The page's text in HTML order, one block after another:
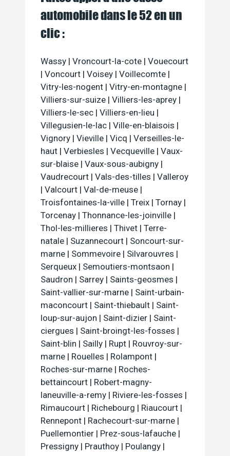
automobile dans le 52 en un
clic :
Wassy | Vroncourt-la-cote | Vouecourt
| Voncourt | Voisey | Voillecomte |
Vitry-les-nogent | Vitry-en-montagne |
Villiers-sur-suize | Villiers-les-aprey |
Villiers-le-sec | Villiers-en-lieu |
Villegusien-le-lac | Ville-en-blaisois |
Vignory | Vieville | Vicq | Verseilles-le-
haut | Verbiesles | Vecqueville | Vaux-
sur-blaise | Vaux-sous-aubigny |
Vaudrecourt | Vals-des-tilles | Valleroy
| Valcourt | Val-de-meuse |
Troisfontaines-la-ville | Treix | Tornay |
Torcenay | Thonnance-les-joinville |
Thol-les-millieres | Thivet | Terre-
natale | Suzannecourt | Soncourt-sur-
marne | Sommevoire | Silvarouvres |
Serqueux | Semoutiers-montsaon |
Saudron | Sarrey | Saints-geosmes |
Saint-vallier-sur-marne | Saint-urbain-
maconcourt | Saint-thiebault | Saint-
loup-sur-aujon | Saint-dizier | Saint-
ciergues | Saint-broingt-les-fosses |
Saint-blin | Sailly | Rupt | Rouvroy-sur-
marne | Rouelles | Rolampont |
Roches-sur-marne | Roches-
bettaincourt | Robert-magny-
laneuville-a-remy | Riviere-les-fosses |
Rimaucourt | Richebourg | Riaucourt |
Rennepont | Rachecourt-sur-marne |
Puellemontier | Prez-sous-lafauche |
Pressigny | Prauthoy | Poulangy |